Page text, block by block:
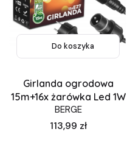
Do koszyka
Girlanda ogrodowa
15m+16x żarówka Led 1W
BERGE
Cena
113,99 zł